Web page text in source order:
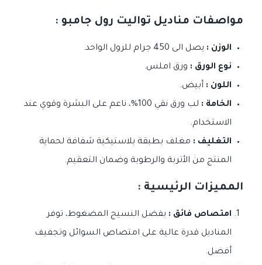
مواصفات مناديل تواليت رول جامبو :
الوزن : يصل الى 450 جرام للرول الواحد.
نوع الورق : ورق املس.
اللون : أبيض.
الخامة :
لب ورق نقي 100%، ناعم على البشرة وقوي عند
الاستخدام.
التغليف : مغلف بطبقة بلاستيكية شفافة لحماية
المنتج من الأتربة والرطوبة وضمان التعقيم.
المميزات الرئيسية :
امتصاص فائق : بفضل النسيج المضغوط، توفر
المناديل قدرة عالية على امتصاص السوائل وتجفيف
أفضل.